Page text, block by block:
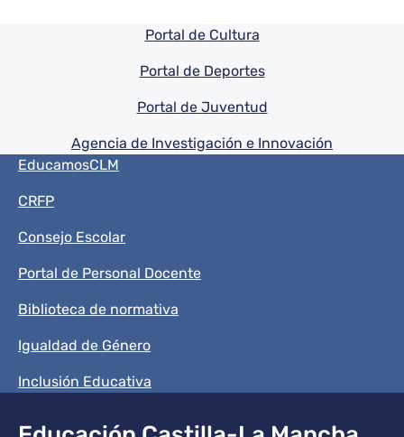
Pie de pagina información
Portal de Cultura
Portal de Deportes
Portal de Juventud
Agencia de Investigación e Innovación
Menú del pie
EducamosCLM
CRFP
Consejo Escolar
Portal de Personal Docente
Biblioteca de normativa
Igualdad de Género
Inclusión Educativa